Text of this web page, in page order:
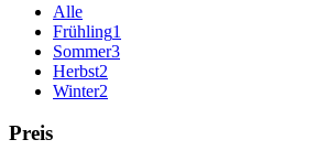
Alle
Frühling1
Sommer3
Herbst2
Winter2
Preis